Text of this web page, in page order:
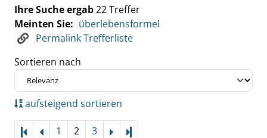
Ihre Suche ergab22 Treffer
Meinten Sie: überlebensformel
Permalink Trefferliste
Sortieren nach
aufsteigend sortieren
1 2 3